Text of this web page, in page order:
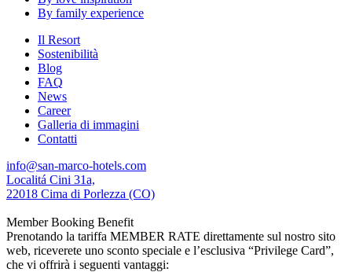
By family experience
Il Resort
Sostenibilità
Blog
FAQ
News
Career
Galleria di immagini
Contatti
info@san-marco-hotels.com
Localitá Cini 31a,
22018 Cima di Porlezza (CO)
Member Booking Benefit
Prenotando la tariffa MEMBER RATE direttamente sul nostro sito
web, riceverete uno sconto speciale e l’esclusiva “Privilege Card”,
che vi offrirà i seguenti vantaggi: